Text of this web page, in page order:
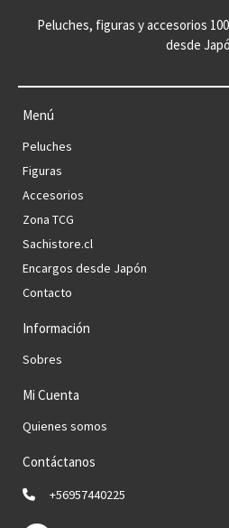
Peluches, figuras y accesorios
desde
Menú
Peluches
Figuras
Accesorios
Zona TCG
Sachistore.cl
Encargos desde Japón
Contacto
Información
Sobres
Mi Cuenta
Quienes somos
Contáctanos
+56957440225